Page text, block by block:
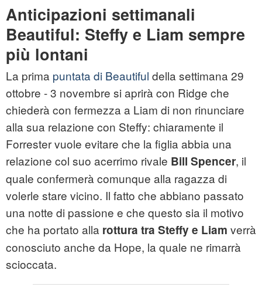
Anticipazioni settimanali
Beautiful: Steffy e Liam sempre
più lontani
La prima puntata di Beautiful della settimana 29
ottobre - 3 novembre si aprirà con Ridge che
chiederà con fermezza a Liam di non rinunciare
alla sua relazione con Steffy: chiaramente il
Forrester vuole evitare che la figlia abbia una
relazione col suo acerrimo rivale Bill Spencer, il
quale confermerà comunque alla ragazza di
volerle stare vicino. Il fatto che abbiano passato
una notte di passione e che questo sia il motivo
che ha portato alla rottura tra Steffy e Liam verrà
conosciuto anche da Hope, la quale ne rimarrà
scioccata.